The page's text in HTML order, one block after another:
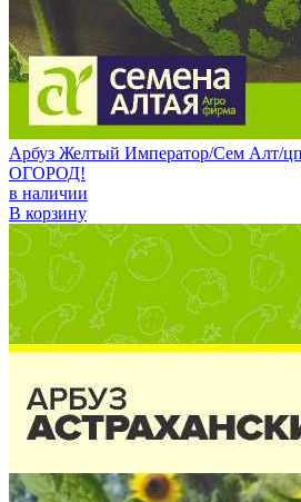
Арбуз Желтый Император/Сем
ОГОРОД!
в наличии
В корзину